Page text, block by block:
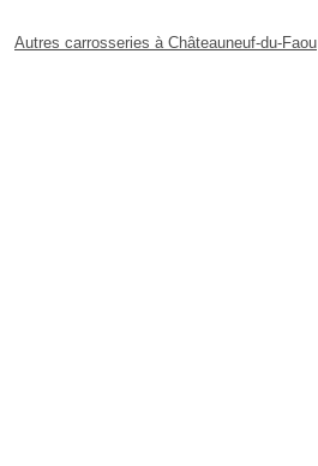
Autres carrosseries à Châteauneuf-du-Faou